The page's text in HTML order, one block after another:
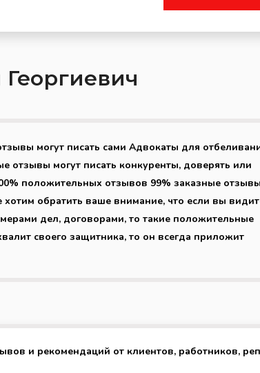
могут писать сами Адвокаты для
отзывы могут писать конкуренты, доверять или
положительных отзывов 99% заказные
обратить ваше внимание, что если вы
дел, договорами, то такие положительные
своего защитника, то он всегда приложит
и рекомендаций от клиентов, работников,